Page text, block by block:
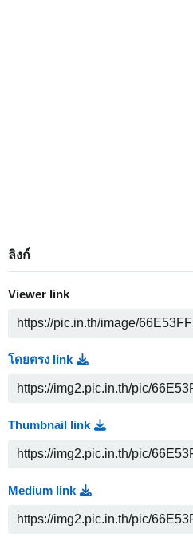
ลิงก์
Viewer link
โดยตรง link
Thumbnail link
Medium link